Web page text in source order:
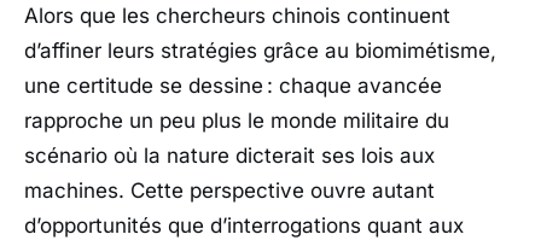
Alors que les chercheurs chinois continuent
d’affiner leurs stratégies grâce au biomimétisme,
une certitude se dessine : chaque avancée
rapproche un peu plus le monde militaire du
scénario où la nature dicterait ses lois aux
machines. Cette perspective ouvre autant
d’opportunités que d’interrogations quant aux